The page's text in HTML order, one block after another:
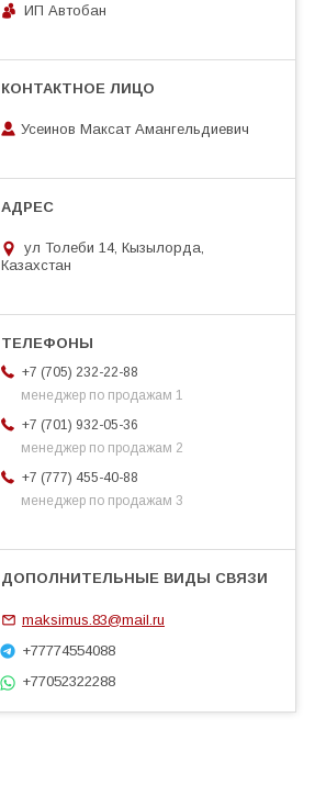
ИП Автобан
Усеинов Максат Амангельдиевич
ул Толеби 14, Кызылорда,
Казахстан
+7 (705) 232-22-88
менеджер по продажам 1
+7 (701) 932-05-36
менеджер по продажам 2
+7 (777) 455-40-88
менеджер по продажам 3
maksimus.83@mail.ru
+77774554088
+77052322288